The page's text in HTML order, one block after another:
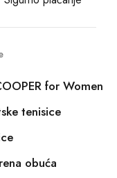
for Women
tenisice
obuća